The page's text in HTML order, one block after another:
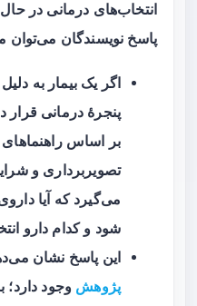
انتخاب‌های درمانی در
پاسخ نویسندگان می‌توان
اگر یک بیمار به
پنجرهٔ درمانی قرار
بر اساسراهنماهای
تصویربرداری و
می‌گیرد که آیا
شود و کدام دارو
این پاسخ نشان
پژوهش وجود دارد؛